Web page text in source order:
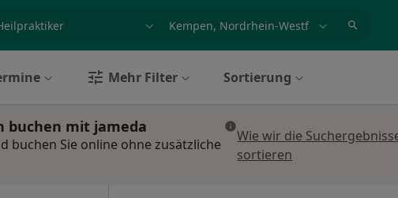
Mehr Filter Sortierung
buchen mit jameda
buchen Sie online ohne zusätzliche
Wie wir die
sortieren